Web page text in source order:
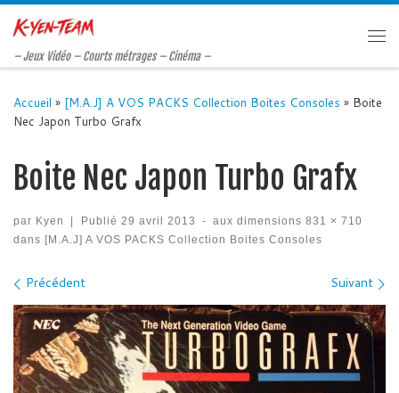
Passer au contenu
– Jeux Vidéo – Courts métrages – Cinéma –
Accueil » [M.A.J] A VOS PACKS Collection Boites Consoles » Boite
Nec Japon Turbo Grafx
Boite Nec Japon Turbo Grafx
par Kyen | Publié 29 avril 2013 - aux dimensions 831 × 710
dans [M.A.J] A VOS PACKS Collection Boites Consoles
Navigation des images
Précédent Suivant